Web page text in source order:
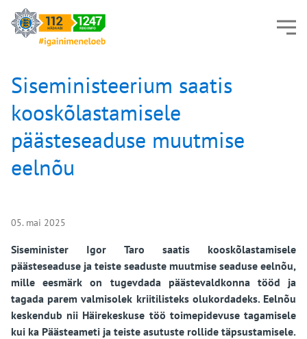
Siseministeerium saatis
kooskõlastamisele
päästeseaduse muutmise
eelnõu
05. mai 2025
Siseminister Igor Taro saatis kooskõlastamisele
päästeseaduse ja teiste seaduste muutmise seaduse eelnõu,
mille eesmärk on tugevdada päästevaldkonna tööd ja
tagada parem valmisolek kriitilisteks olukordadeks. Eelnõu
keskendub nii Häirekeskuse töö toimepidevuse tagamisele
kui ka Päästeameti ja teiste asutuste rollide täpsustamisele.